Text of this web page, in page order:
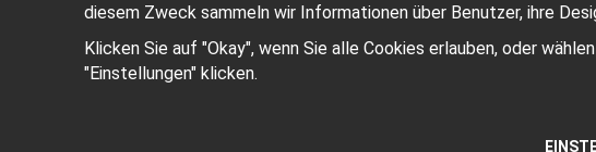
diesem Zweck sammeln wir Informationen über Benutzer, ihre
Klicken Sie auf "Okay", wenn Sie alle Cookies erlauben, oder
"Einstellungen" klicken.